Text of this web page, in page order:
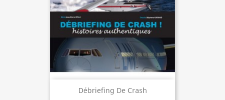
Débriefing De Crash